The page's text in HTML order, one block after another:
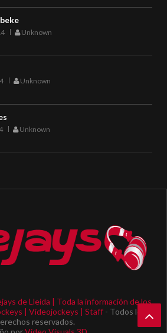
Unknown
Unknown
Unknown
de Lleida | Toda la información de los
| Videojockeys | Staff- Todos los
reservados.